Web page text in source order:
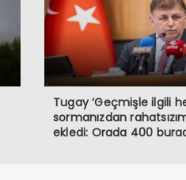
Tugay ‘Geçmişle ilgili
sormanızdan
ekledi: Orada 400